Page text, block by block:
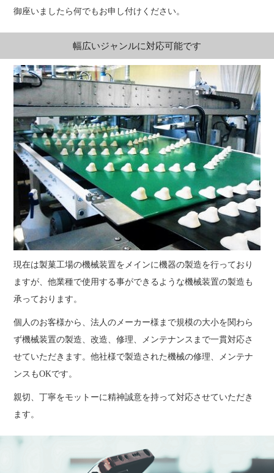
御座いましたら何でもお申し付けください。
幅広いジャンルに対応可能です
現在は製菓工場の機械装置をメインに機器の製造を行っており
ますが、他業種で使用する事ができるような機械装置の製造も
承っております。
個人のお客様から、法人のメーカー様まで規模の大小を関わら
ず機械装置の製造、改造、修理、メンテナンスまで一貫対応さ
せていただきます。他社様で製造された機械の修理、メンテナ
ンスもOKです。
親切、丁寧をモットーに精神誠意を持って対応させていただき
ます。